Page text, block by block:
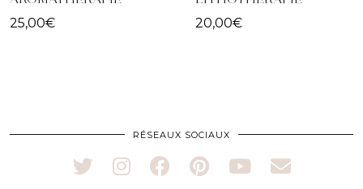
25,00€
20,00€
RÉSEAUX SOCIAUX